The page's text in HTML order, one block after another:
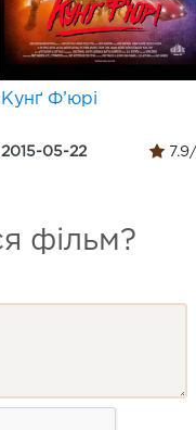
Кунґ Ф’юрі
2015-05-22 7.9/
фільм?